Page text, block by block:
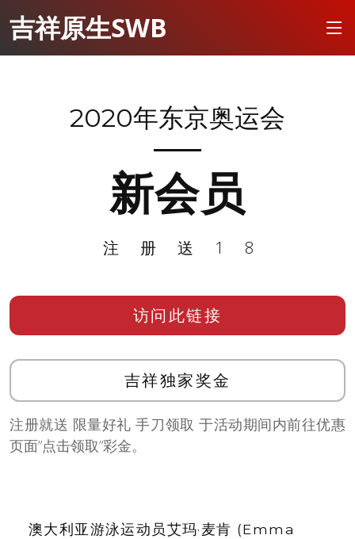
吉祥原生SWB
2020年东京奥运会
澳大利亚游泳运动员艾玛·麦肯 (Emma
新会员
注册送18
访问此链接
吉祥独家奖金
注册就送 限量好礼 手刀领取 于活动期间内前往优惠
页面”点击领取”彩金。